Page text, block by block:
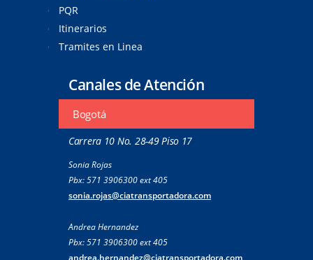
PQR
Itinerarios
Tramites en Linea
Canales de Atención
Bogotá
Carrera 10 No. 28-49 Piso 17
Sonia Rojas
Pbx: 571 3906300 ext 405
sonia.rojas@ciatransportadora.com
Andrea Hernandez
Pbx: 571 3906300 ext 405